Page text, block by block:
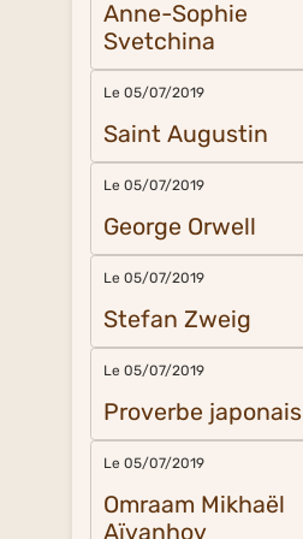
Anne-Sophie
Svetchina
Le 05/07/2019
Saint Augustin
Le 05/07/2019
George Orwell
Le 05/07/2019
Stefan Zweig
Le 05/07/2019
Proverbe japonais
Le 05/07/2019
Omraam Mikhaël
Aïvanhov